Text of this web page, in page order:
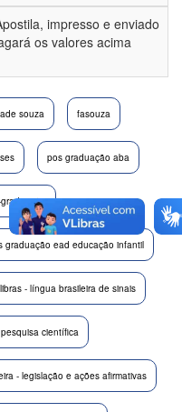
impresso e enviado
os valores acima
souza fasouza
pos graduação aba
graduação ead educação infantil
libras - língua brasileira de sinais
científica
- legislação e ações afirmativas